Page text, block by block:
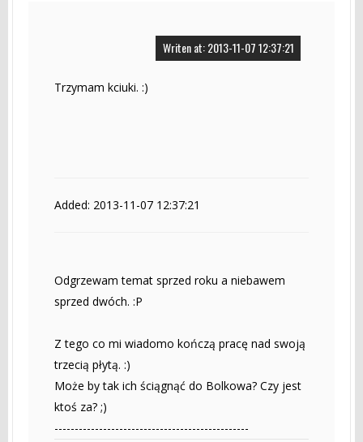
Writen at: 2013-11-07 12:37:21
Trzymam kciuki. :)
Added: 2013-11-07 12:37:21
Odgrzewam temat sprzed roku a niebawem
sprzed dwóch. :P
Z tego co mi wiadomo kończą pracę nad swoją
trzecią płytą. :)
Może by tak ich ściągnąć do Bolkowa? Czy jest
ktoś za? ;)
------------------------------------------------